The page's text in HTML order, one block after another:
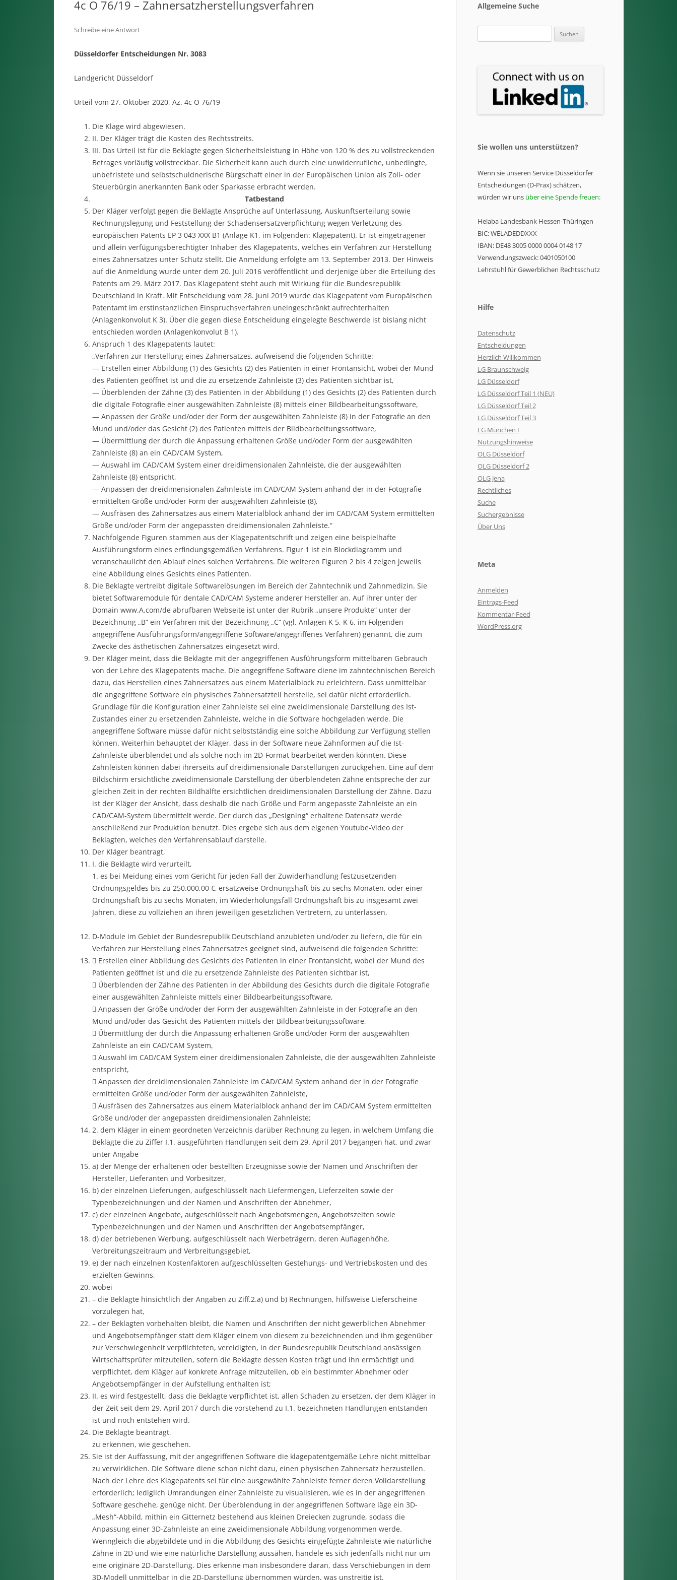
4c O 76/19 – Zahnersatzherstellungsverfahren
Schreibe eine Antwort
Düsseldorfer Entscheidungen Nr. 3083
Landgericht Düsseldorf
Urteil vom 27. Oktober 2020, Az. 4c O 76/19
Die Klage wird abgewiesen.
II. Der Kläger trägt die Kosten des Rechtsstreits.
III. Das Urteil ist für die Beklagte gegen Sicherheitsleistung in Höhe von 120 % des zu vollstreckenden
Betrages vorläufig vollstreckbar. Die Sicherheit kann auch durch eine unwiderrufliche, unbedingte,
unbefristete und selbstschuldnerische Bürgschaft einer in der Europäischen Union als Zoll- oder
Steuerbürgin anerkannten Bank oder Sparkasse erbracht werden.
Tatbestand
Der Kläger verfolgt gegen die Beklagte Ansprüche auf Unterlassung, Auskunftserteilung sowie
Rechnungslegung und Feststellung der Schadensersatzverpflichtung wegen Verletzung des
europäischen Patents EP 3 043 XXX B1 (Anlage K1, im Folgenden: Klagepatent). Er ist eingetragener
und allein verfügungsberechtigter Inhaber des Klagepatents, welches ein Verfahren zur Herstellung
eines Zahnersatzes unter Schutz stellt. Die Anmeldung erfolgte am 13. September 2013. Der Hinweis
auf die Anmeldung wurde unter dem 20. Juli 2016 veröffentlicht und derjenige über die Erteilung des
Patents am 29. März 2017. Das Klagepatent steht auch mit Wirkung für die Bundesrepublik
Deutschland in Kraft. Mit Entscheidung vom 28. Juni 2019 wurde das Klagepatent vom Europäischen
Patentamt im erstinstanzlichen Einspruchsverfahren uneingeschränkt aufrechterhalten
(Anlagenkonvolut K 3). Über die gegen diese Entscheidung eingelegte Beschwerde ist bislang nicht
entschieden worden (Anlagenkonvolut B 1).
Anspruch 1 des Klagepatents lautet:
„Verfahren zur Herstellung eines Zahnersatzes, aufweisend die folgenden Schritte:
— Erstellen einer Abbildung (1) des Gesichts (2) des Patienten in einer Frontansicht, wobei der Mund
des Patienten geöffnet ist und die zu ersetzende Zahnleiste (3) des Patienten sichtbar ist,
— Überblenden der Zähne (3) des Patienten in der Abbildung (1) des Gesichts (2) des Patienten durch
die digitale Fotografie einer ausgewählten Zahnleiste (8) mittels einer Bildbearbeitungssoftware,
— Anpassen der Größe und/oder der Form der ausgewählten Zahnleiste (8) in der Fotografie an den
Mund und/oder das Gesicht (2) des Patienten mittels der Bildbearbeitungssoftware,
— Übermittlung der durch die Anpassung erhaltenen Größe und/oder Form der ausgewählten
Zahnleiste (8) an ein CAD/CAM System,
— Auswahl im CAD/CAM System einer dreidimensionalen Zahnleiste, die der ausgewählten
Zahnleiste (8) entspricht,
— Anpassen der dreidimensionalen Zahnleiste im CAD/CAM System anhand der in der Fotografie
ermittelten Größe und/oder Form der ausgewählten Zahnleiste (8),
— Ausfräsen des Zahnersatzes aus einem Materialblock anhand der im CAD/CAM System ermittelten
Größe und/oder Form der angepassten dreidimensionalen Zahnleiste.“
Nachfolgende Figuren stammen aus der Klagepatentschrift und zeigen eine beispielhafte
Ausführungsform eines erfindungsgemäßen Verfahrens. Figur 1 ist ein Blockdiagramm und
veranschaulicht den Ablauf eines solchen Verfahrens. Die weiteren Figuren 2 bis 4 zeigen jeweils
eine Abbildung eines Gesichts eines Patienten.
Die Beklagte vertreibt digitale Softwarelösungen im Bereich der Zahntechnik und Zahnmedizin. Sie
bietet Softwaremodule für dentale CAD/CAM Systeme anderer Hersteller an. Auf ihrer unter der
Domain www.A.com/de abrufbaren Webseite ist unter der Rubrik „unsere Produkte“ unter der
Bezeichnung „B“ ein Verfahren mit der Bezeichnung „C“ (vgl. Anlagen K 5, K 6, im Folgenden
angegriffene Ausführungsform/angegriffene Software/angegriffenes Verfahren) genannt, die zum
Zwecke des ästhetischen Zahnersatzes eingesetzt wird.
Der Kläger meint, dass die Beklagte mit der angegriffenen Ausführungsform mittelbaren Gebrauch
von der Lehre des Klagepatents mache. Die angegriffene Software diene im zahntechnischen Bereich
dazu, das Herstellen eines Zahnersatzes aus einem Materialblock zu erleichtern. Dass unmittelbar
die angegriffene Software ein physisches Zahnersatzteil herstelle, sei dafür nicht erforderlich.
Grundlage für die Konfiguration einer Zahnleiste sei eine zweidimensionale Darstellung des Ist-
Zustandes einer zu ersetzenden Zahnleiste, welche in die Software hochgeladen werde. Die
angegriffene Software müsse dafür nicht selbstständig eine solche Abbildung zur Verfügung stellen
können. Weiterhin behauptet der Kläger, dass in der Software neue Zahnformen auf die Ist-
Zahnleiste überblendet und als solche noch im 2D-Format bearbeitet werden könnten. Diese
Zahnleisten können dabei ihrerseits auf dreidimensionale Darstellungen zurückgehen. Eine auf dem
Bildschirm ersichtliche zweidimensionale Darstellung der überblendeten Zähne entspreche der zur
gleichen Zeit in der rechten Bildhälfte ersichtlichen dreidimensionalen Darstellung der Zähne. Dazu
ist der Kläger der Ansicht, dass deshalb die nach Größe und Form angepasste Zahnleiste an ein
CAD/CAM-System übermittelt werde. Der durch das „Designing“ erhaltene Datensatz werde
anschließend zur Produktion benutzt. Dies ergebe sich aus dem eigenen Youtube-Video der
Beklagten, welches den Verfahrensablauf darstelle.
Der Kläger beantragt,
I. die Beklagte wird verurteilt,
1. es bei Meidung eines vom Gericht für jeden Fall der Zuwiderhandlung festzusetzenden
Ordnungsgeldes bis zu 250.000,00 €‚ ersatzweise Ordnungshaft bis zu sechs Monaten, oder einer
Ordnungshaft bis zu sechs Monaten, im Wiederholungsfall Ordnungshaft bis zu insgesamt zwei
Jahren, diese zu vollziehen an ihren jeweiligen gesetzlichen Vertretern, zu unterlassen,
D-Module im Gebiet der Bundesrepublik Deutschland anzubieten und/oder zu liefern, die für ein
Verfahren zur Herstellung eines Zahnersatzes geeignet sind, aufweisend die folgenden Schritte:
 Erstellen einer Abbildung des Gesichts des Patienten in einer Frontansicht, wobei der Mund des
Patienten geöffnet ist und die zu ersetzende Zahnleiste des Patienten sichtbar ist,
 Überblenden der Zähne des Patienten in der Abbildung des Gesichts durch die digitale Fotografie
einer ausgewählten Zahnleiste mittels einer Bildbearbeitungssoftware,
 Anpassen der Größe und/oder der Form der ausgewählten Zahnleiste in der Fotografie an den
Mund und/oder das Gesicht des Patienten mittels der Bildbearbeitungssoftware,
 Übermittlung der durch die Anpassung erhaltenen Größe und/oder Form der ausgewählten
Zahnleiste an ein CAD/CAM System,
 Auswahl im CAD/CAM System einer dreidimensionalen Zahnleiste, die der ausgewählten Zahnleiste
entspricht,
 Anpassen der dreidimensionalen Zahnleiste im CAD/CAM System anhand der in der Fotografie
ermittelten Größe und/oder Form der ausgewählten Zahnleiste,
 Ausfräsen des Zahnersatzes aus einem Materialblock anhand der im CAD/CAM System ermittelten
Größe und/oder der angepassten dreidimensionalen Zahnleiste;
2. dem Kläger in einem geordneten Verzeichnis darüber Rechnung zu legen, in welchem Umfang die
Beklagte die zu Ziffer I.1. ausgeführten Handlungen seit dem 29. April 2017 begangen hat, und zwar
unter Angabe
a) der Menge der erhaltenen oder bestellten Erzeugnisse sowie der Namen und Anschriften der
Hersteller, Lieferanten und Vorbesitzer,
b) der einzelnen Lieferungen, aufgeschlüsselt nach Liefermengen, Lieferzeiten sowie der
Typenbezeichnungen und der Namen und Anschriften der Abnehmer,
c) der einzelnen Angebote, aufgeschlüsselt nach Angebotsmengen, Angebotszeiten sowie
Typenbezeichnungen und der Namen und Anschriften der Angebotsempfänger,
d) der betriebenen Werbung, aufgeschlüsselt nach Werbeträgern, deren Auflagenhöhe,
Verbreitungszeitraum und Verbreitungsgebiet,
e) der nach einzelnen Kostenfaktoren aufgeschlüsselten Gestehungs- und Vertriebskosten und des
erzielten Gewinns,
wobei
– die Beklagte hinsichtlich der Angaben zu Ziff.2.a) und b) Rechnungen, hilfsweise Lieferscheine
vorzulegen hat,
– der Beklagten vorbehalten bleibt, die Namen und Anschriften der nicht gewerblichen Abnehmer
und Angebotsempfänger statt dem Kläger einem von diesem zu bezeichnenden und ihm gegenüber
zur Verschwiegenheit verpflichteten, vereidigten, in der Bundesrepublik Deutschland ansässigen
Wirtschaftsprüfer mitzuteilen, sofern die Beklagte dessen Kosten trägt und ihn ermächtigt und
verpflichtet, dem Kläger auf konkrete Anfrage mitzuteilen, ob ein bestimmter Abnehmer oder
Angebotsempfänger in der Aufstellung enthalten ist;
II. es wird festgestellt, dass die Beklagte verpflichtet ist, allen Schaden zu ersetzen, der dem Kläger in
der Zeit seit dem 29. April 2017 durch die vorstehend zu I.1. bezeichneten Handlungen entstanden
ist und noch entstehen wird.
Die Beklagte beantragt,
zu erkennen, wie geschehen.
Sie ist der Auffassung, mit der angegriffenen Software die klagepatentgemäße Lehre nicht mittelbar
zu verwirklichen. Die Software diene schon nicht dazu, einen physischen Zahnersatz herzustellen.
Nach der Lehre des Klagepatents sei für eine ausgewählte Zahnleiste ferner deren Volldarstellung
erforderlich; lediglich Umrandungen einer Zahnleiste zu visualisieren, wie es in der angegriffenen
Software geschehe, genüge nicht. Der Überblendung in der angegriffenen Software läge ein 3D-
„Mesh“-Abbild, mithin ein Gitternetz bestehend aus kleinen Dreiecken zugrunde, sodass die
Anpassung einer 3D-Zahnleiste an eine zweidimensionale Abbildung vorgenommen werde.
Wenngleich die abgebildete und in die Abbildung des Gesichts eingefügte Zahnleiste wie natürliche
Zähne in 2D und wie eine natürliche Darstellung aussähen, handele es sich jedenfalls nicht nur um
eine originäre 2D-Darstellung. Dies erkenne man insbesondere daran, dass Verschiebungen in dem
3D-Modell unmittelbar in die 2D-Darstellung übernommen würden, was unstreitig ist.
Allgemeine Suche
nach:
Sie wollen uns unterstützen?
Wenn sie unseren Service Düsseldorfer
Entscheidungen (D-Prax) schätzen,
würden wir uns über eine Spende freuen:
Helaba Landesbank Hessen-Thüringen
BIC: WELADEDDXXX
IBAN: DE48 3005 0000 0004 0148 17
Verwendungszweck: 0401050100
Lehrstuhl für Gewerblichen Rechtsschutz
Hilfe
Datenschutz
Entscheidungen
Herzlich Willkommen
LG Braunschweig
LG Düsseldorf
LG Düsseldorf Teil 1 (NEU)
LG Düsseldorf Teil 2
LG Düsseldorf Teil 3
LG München I
Nutzungshinweise
OLG Düsseldorf
OLG Düsseldorf 2
OLG Jena
Rechtliches
Suche
Suchergebnisse
Über Uns
Meta
Anmelden
Eintrags-Feed
Kommentar-Feed
WordPress.org